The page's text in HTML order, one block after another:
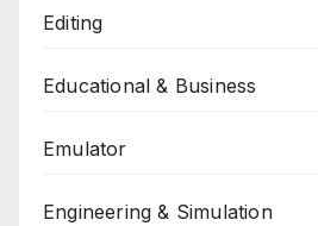
Editing
Educational & Business
Emulator
Engineering & Simulation